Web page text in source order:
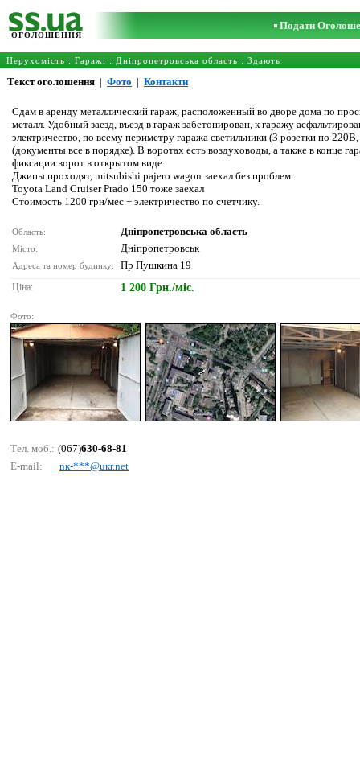
ОГОЛОШЕННЯ
Подати
Нерухомість : Гаражі : Дніпропетровська область : Здають
Текст оголошення | Фото | Контакти
Сдам в аренду металлический гараж, расположенный во дворе дома по
металл. Удобный заезд, въезд в гараж забетонирован, к гаражу
электричество, по всему периметру гаража светильники (3 розетки по
(документы все в порядке). В воротах есть воздуховоды, а также в конце
фиксации ворот в открытом виде.
Джипы проходят, mitsubishi pajero wagon заехал без проблем.
Toyota Land Cruiser Prado 150 тоже заехал
Стоимость 1200 грн/мес + электричество по счетчику.
Область: Дніпропетровська область
Місто: Дніпропетровськ
Адреса та номер будинку: Пр Пушкина 19
Ціна: 1 200 Грн./міс.
Фото:
Тел. моб.: (067)630-68-81
E-mail:
nк-***@uкr.nеt